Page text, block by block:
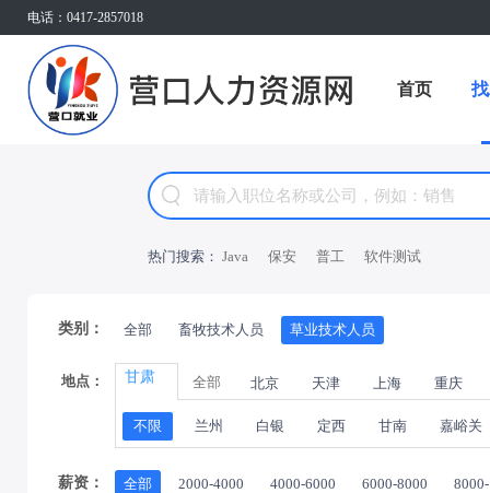
电话：0417-2857018
首页
热门搜索： Java 保安 普工 软件测试
类别： 全部 畜牧技术人员 草业技术人员
地点： 甘肃 全部 北京 天津 上海 重庆
不限 兰州 白银 定西 甘南 嘉峪关
薪资： 全部 2000-4000 4000-6000 6000-8000